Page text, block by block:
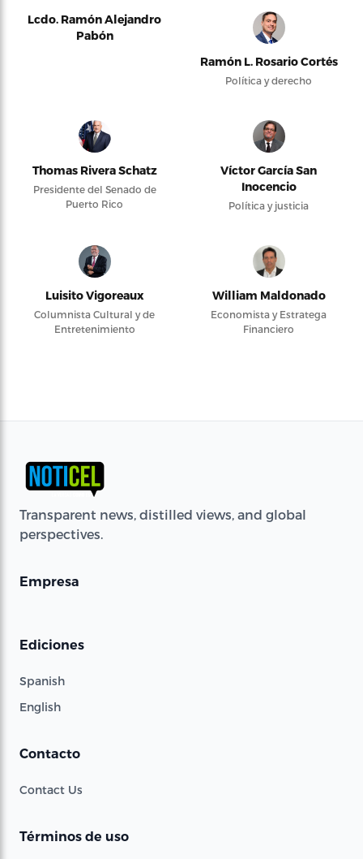
Lcdo. Ramón Alejandro
Pabón
Ramón L. Rosario Cortés
Política y derecho
Thomas Rivera Schatz
Presidente del Senado de
Puerto Rico
Víctor García San
Inocencio
Política y justicia
Luisito Vigoreaux
Columnista Cultural y de
Entretenimiento
William Maldonado
Economista y Estratega
Financiero
Transparent news, distilled views, and global
perspectives.
Empresa
Ediciones
Spanish
English
Contacto
Contact Us
Términos de uso